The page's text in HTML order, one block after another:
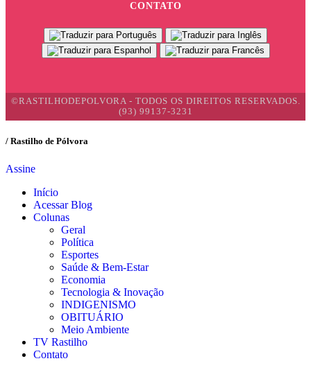
CONTATO
©RASTILHODEPOLVORA - TODOS OS DIREITOS RESERVADOS.
(93) 99137-3231
/ Rastilho de Pólvora
Assine
Início
Acessar Blog
Colunas
Geral
Política
Esportes
Saúde & Bem-Estar
Economia
Tecnologia & Inovação
INDIGENISMO
OBITUÁRIO
Meio Ambiente
TV Rastilho
Contato